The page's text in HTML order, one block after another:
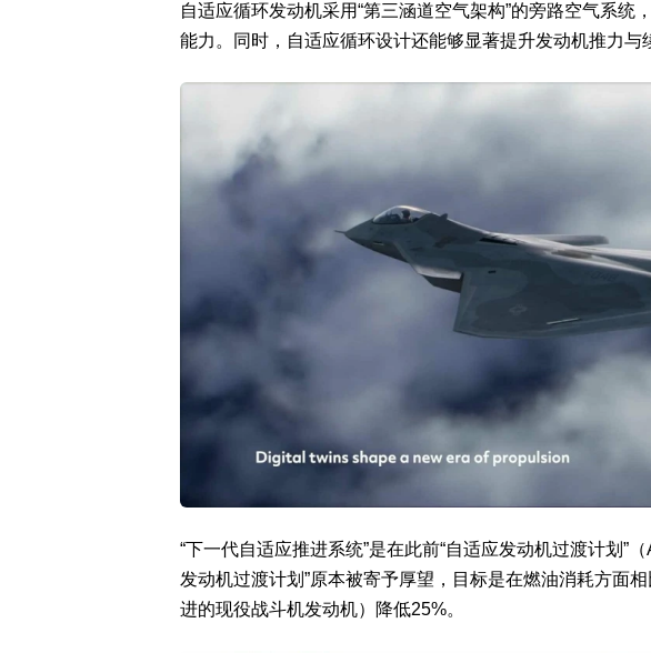
自适应循环发动机采用“第三涵道空气架构”的旁路空气系统
能力。同时，自适应循环设计还能够显著提升发动机推力与
“下一代自适应推进系统”是在此前“自适应发动机过渡计划”
发动机过渡计划”原本被寄予厚望，目标是在燃油消耗方面
进的现役战斗机发动机）降低25%。